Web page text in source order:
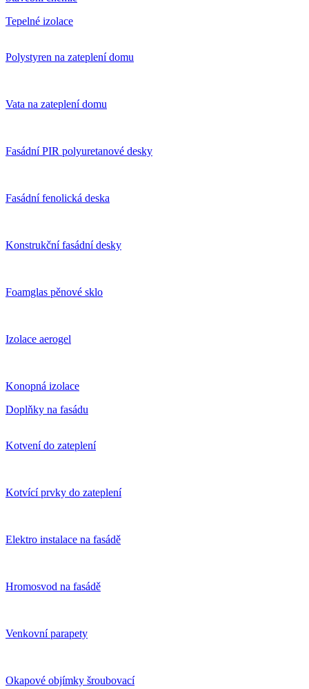
Tepelné izolace
Polystyren na zateplení domu
Vata na zateplení domu
Fasádní PIR polyuretanové desky
Fasádní fenolická deska
Konstrukční fasádní desky
Foamglas pěnové sklo
Izolace aerogel
Konopná izolace
Doplňky na fasádu
Kotvení do zateplení
Kotvící prvky do zateplení
Elektro instalace na fasádě
Hromosvod na fasádě
Venkovní parapety
Okapové objímky šroubovací